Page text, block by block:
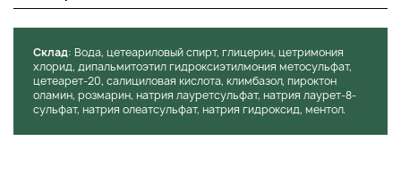
Ментол: охолоджує, освіжає, заспокоює, стимулює
кровообіг, що сприяє активному росту нових,
здорових волосків.
СПОСІБ ЕФЕКТИВНОГО ВИКОРИСТАННЯ SYSTEM 4
MASK "O"
Cклад: Вода, цетеариловый спирт, глицерин, цетримония
хлорид, дипальмитоэтил гидроксиэтилмония метосульфат,
цетеарет-20, салициловая кислота, климбазол, пироктон
оламин, розмарин, натрия лауретсульфат, натрия лаурет-8-
сульфат, натрия олеатсульфат, натрия гидроксид, ментол.